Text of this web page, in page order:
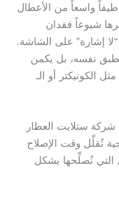
واسعاً من الأعطال
شيوعاً فقدان
إشارة” على الشاشة.
نفسه، بل يكمن
الكونيكتر أو الـ
ستلايت العطار
تُقلِّل وقت الإصلاح
التي نُصلِّحها بشكل